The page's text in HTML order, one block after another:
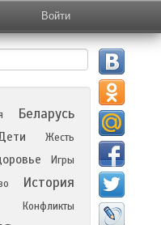
Войти
Беларусь
Жесть
Игры
История
Конфликты